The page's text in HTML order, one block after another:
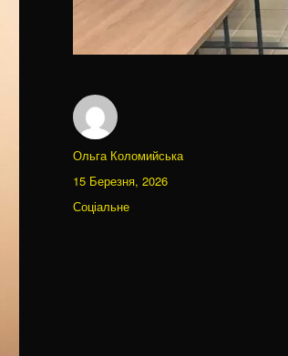
Автор
Ольга Коломийська
Оприлюднено
15 Березня, 2026
Категорії
Соціальне